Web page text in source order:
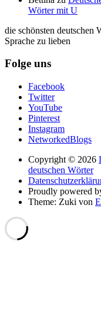
Wörter mit U
die schönsten deutschen
Sprache zu lieben
Folge uns
Facebook
Twitter
YouTube
Pinterest
Instagram
NetworkedBlogs
Copyright © 2026
deutschen Wörter
Proudly powered
Theme: Zuki von